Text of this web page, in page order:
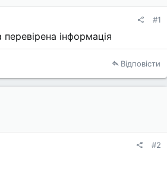
#1
інформація
Відповісти
#2